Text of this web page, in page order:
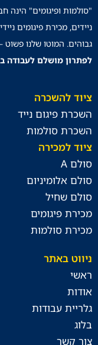
"סולמות ופיגומים" הינה
ניידים, מכירת פיגומים
גבוהים. המוטו שלנו פשוט
לפתרון מושלם לעבודה
ציוד להשכרה
השכרת פיגום נייד
השכרת סולמות
ציוד למכירה
סולם A
סולם אלומיניום
סולם שחיל
מכירת פיגומים
מכירת סולמות
ניווט באתר
ראשי
אודות
גלריית עבודות
בלוג
צור קשר